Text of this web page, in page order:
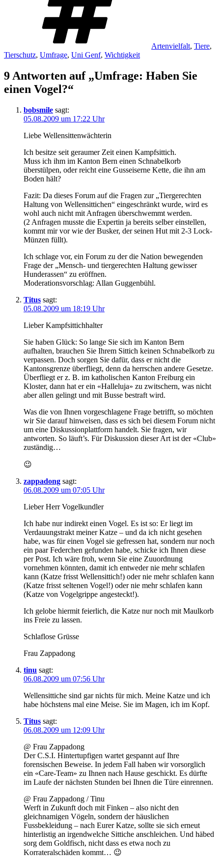
Artenvielfalt, Tiere,
Tierschutz, Umfrage, Uni Genf, Wichtigkeit
9 Antworten auf „Umfrage: Haben Sie
einen Vogel?“
bobsmile sagt:
05.08.2009 um 17:22 Uhr
Liebe Wellensittenwächterin
Ich besitze seit geraumer Zeit einen Kampfsittich.
Muss ich ihm im Kanton Bern einen Schnabelkorb
überstülpen, oder reicht eine Gusseiserne Kette, die ihn am
Boden hält?
Fazit: Da dieses Forum auf die Fragen zur „Tiergerechten
Haltung von Wellensittichen“ eingeschränkt wurde, wird es
wohl auch nicht mit Anfragen überschwemmt werden.
(2 Anfragen musste die Expertin ja bereits selber einstellen,
kommt mir vor wie der Busker, der seinen Hut mit 2-3 Lock-
Münzen füllt).
Ich schlage vor, ein Forum zu der die Nation bewegenden
Frage der „Mensch- und tiergerechten Haltung gewisser
Hunderassen“ zu eröffnen.
Moderationsvorschlag: Allan Guggenbühl.
Titus sagt:
05.08.2009 um 18:19 Uhr
Lieber Kampfsittichhalter
Sie haben Glück: So lange Sie sich im Kanton Bern
aufhalten, brauchen Sie Ihrem Sittich keinen Schnabelkorb zu
verpassen. Doch sorgen Sie dafür, dass er nicht die
Kantonsgrenze überfliegt, denn da herrschen andere Gesetze.
Überfliegt er z. B. im katholischen Kanton Freiburg ein
Kloster, dann hat er ein «Halleluja» zu zwitschern, was nicht
aber allen gelingt und mit Busse bestraft wird.
Was die von Ihnen vorgeschlagene Frage betrifft, so möchten
wir Sie darauf hinweisen, dass es sich bei diesem Forum nicht
um eine Diskussionplattform handelt. Sie fragen, wir
antworten. So läuft’s. Für Diskussion dieser Art ist der «Club»
zuständig…
😉
zappadong sagt:
06.08.2009 um 07:05 Uhr
Lieber Herr Vogelkundler
Ich habe nur indirekt einen Vogel. Es ist so: Er liegt im
Verdauungstrakt meiner Katze – und da ich nicht gesehen
habe, was für einen Vogel sie gefressen hat, sondern nur noch
ein paar Federchen gefunden habe, schicke ich Ihnen diese
per Post. Ich wäre froh, wenn Sie eine Zuuordnung
vornehmen könnten, damit ich entweder nie mehr schlafen
kann (Katze frisst Wellensittich!) oder nie mehr schlafen kann
(Katze frisst seltenen Vogel!) oder nie mehr schlafen kann
(Katze von Vogelgrippe angesteckt!).
Ich gelobe hiermit feierlich, die Katze nur noch mit Maulkorb
ins Freie zu lassen.
Schlaflose Grüsse
Frau Zappadong
tinu sagt:
06.08.2009 um 07:56 Uhr
Wellensittiche sind gar nichts für mich. Meine Katze und ich
habe höchstens mal eine Meise. Sie im Magen, ich im Kopf.
Titus sagt:
06.08.2009 um 12:09 Uhr
@ Frau Zappadong
Der C.S.I. Hintertupfigen wartet gespannt auf Ihre
forensischen Beweise. In jedem Fall haben wir vorsorglich
ein «Care-Team» zu Ihnen nach Hause geschickt. Es dürfte
im Laufe der nächsten Stunden bei Ihnen die Türe einrennen.
@ Frau Zappadong / Tinu
Werft in Zukunft doch mit Finken – also nicht den
gleichnamigen Vögeln, sondern der häuslichen
Fussbekleidung – nach Eurer Katze, sollte sie sich erneut
hinterlistig an irgendwelche Sittiche anschleichen. Und häbed
sorg dem Goldfisch, nicht dass es etwa noch zu
Korrateralschäden kommt… 😉